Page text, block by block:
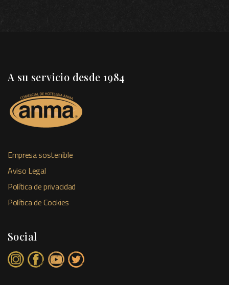
A su servicio desde 1984
Empresa sostenible
Aviso Legal
Política de privacidad
Política de Cookies
Social